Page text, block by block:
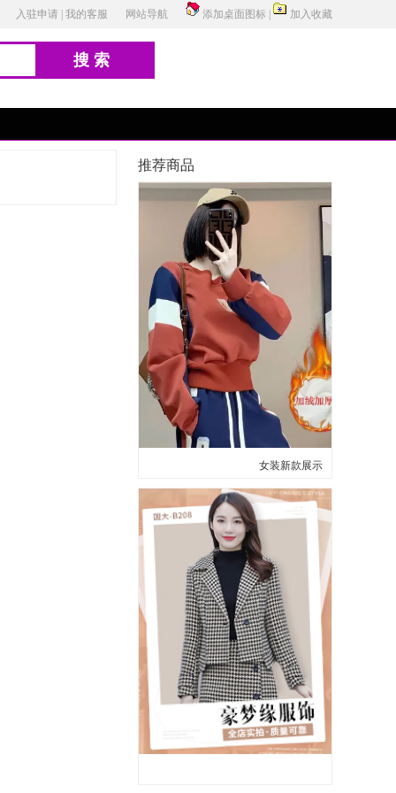
入驻申请 我的客服 网站导航 添加桌面图标 加入收藏
搜索
推荐商品
女装新款展示